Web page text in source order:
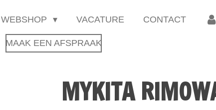
WEBSHOP VACATURE CONTACT
MAAK EEN AFSPRAAK
MYKITA